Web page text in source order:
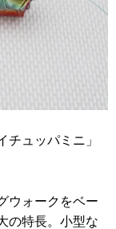
ュッパミニ」
ウォークをベー
の特長。小型な